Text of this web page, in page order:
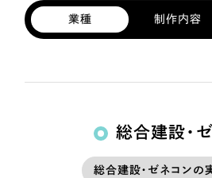
業種 制作内容
総合建設・
総合建設・ゼネコンの